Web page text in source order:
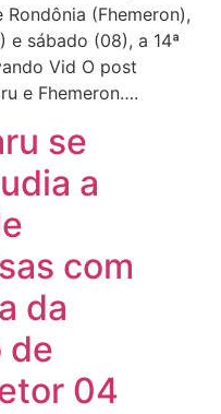
(Fhemeron),
e sábado (08), a 14ª
Vid O post
e Fhemeron….
se
a
com
da
de
04